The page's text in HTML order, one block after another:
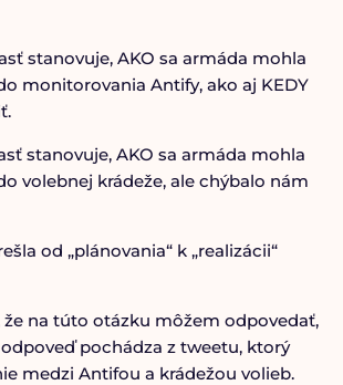
stanovuje, AKO sa armáda mohla
monitorovania Antify, ako aj KEDY
stanovuje, AKO sa armáda mohla
volebnej krádeže, ale chýbalo nám
od „plánovania“ k „realizácii“
že na túto otázku môžem odpovedať,
pochádza z tweetu, ktorý
medzi Antifou a krádežou volieb.